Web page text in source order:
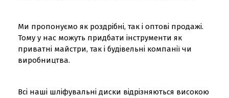
Ми пропонуємо як роздрібні, так і оптові продажі.
Тому у нас можуть придбати інструменти як
приватні майстри, так і будівельні компанії чи
виробництва.
Всі наші шліфувальні диски відрізняються високою